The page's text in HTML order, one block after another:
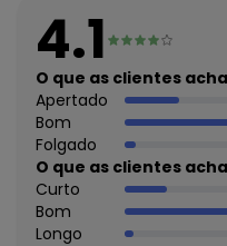
4.1
O que as clientes
Apertado
Bom
Folgado
O que as clientes
Curto
Bom
Longo